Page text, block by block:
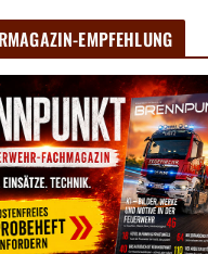
EMPFEHLUNG